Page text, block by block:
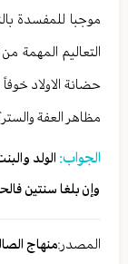
موجبا للمفسدة
التعاليم المهمة
حضانة الاولاد
مظاهر العفة
الجواب: الولد
وإن بلغا سنتين
المصدر:منهاج الصالحين | جلد ٣ -